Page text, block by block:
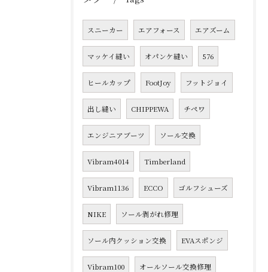
スニーカー エアフォース エアズーム
マッケイ縫い オパンケ縫い 576
ヒールカップ FootJoy フットジョイ
出し縫い CHIPPEWA チペワ
エンジニアブーツ ソール交換
Vibram4014 Timberland
Vibram1136 ECCO ゴルフシューズ
NIKE ソール剥がれ修理
ソール内クッション交換 EVAスポンジ
Vibram100 オールソール交換修理